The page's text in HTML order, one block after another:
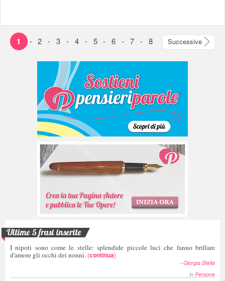
1 - 2 - 3 - 4 - 5 - 6 - 7 - 8 Successive
Ultime 5 frasi inserite
I nipoti sono come le stelle: splendide piccole luci che fanno brillare
d'amore gli occhi dei nonni. (continua)
--Giorgia Stella
in Persone